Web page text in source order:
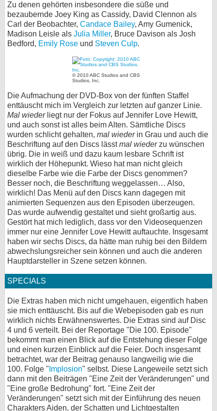
Zu denen gehörten insbesondere die süße und
bezaubernde Joey King as Cassidy, David Clennon als
Carl der Beobachter, Candace Bailey, Amy Gumenick,
Madison Leisle als Julia Miller, Bruce Davison als Josh
Bedford, Emily Rose und Steven Culp.
© 2010 ABC Studios and CBS
Studios, Inc.
Die Aufmachung der DVD-Box von der fünften Staffel
enttäuscht mich im Vergleich zur letzten auf ganzer Linie.
Mal wiederliegt nur der Fokus auf Jennifer Love Hewitt,
und auch sonst ist alles beim Alten. Sämtliche Discs
wurden schlicht gehalten, mal wiederin Grau und auch die
Beschriftung auf den Discs lässtmal wiederzu wünschen
übrig. Die in weiß und dazu kaum lesbare Schrift ist
wirklich der Höhepunkt. Wieso hat man nicht gleich
dieselbe Farbe wie die Farbe der Discs genommen?
Besser noch, die Beschriftung weggelassen… Also,
wirklich! Das Menü auf den Discs kann dagegen mit
animierten Sequenzen aus den Episoden überzeugen.
Das wurde aufwendig gestaltet und sieht großartig aus.
Gestört hat mich lediglich, dass vor den Videosequenzen
immer nur eine Jennifer Love Hewitt auftauchte. Insgesamt
haben wir sechs Discs, da hätte man ruhig bei den Bildern
abwechslungsreicher sein können und auch die anderen
Hauptdarsteller in Szene setzen können.
SPECIALS
Die Extras haben mich nicht umgehauen, eigentlich haben
sie mich enttäuscht. Bis auf die Webepisoden gab es nun
wirklich nichts Erwähnenswertes. Die Extras sind auf Disc
4 und 6 verteilt. Bei der Reportage "Die 100. Episode"
bekommt man einen Blick auf die Entstehung dieser Folge
und einen kurzen Einblick auf die Feier. Doch insgesamt
betrachtet, war der Beitrag genauso langweilig wie die
100. Folge " Implosion" selbst. Diese Langeweile setzt sich
dann mit den Beiträgen "Eine Zeit der Veränderungen" und
"Eine große Bedrohung" fort. "Eine Zeit der
Veränderungen" setzt sich mit der Einführung des neuen
Charakters Aiden, der Schatten und Lichtgestalten